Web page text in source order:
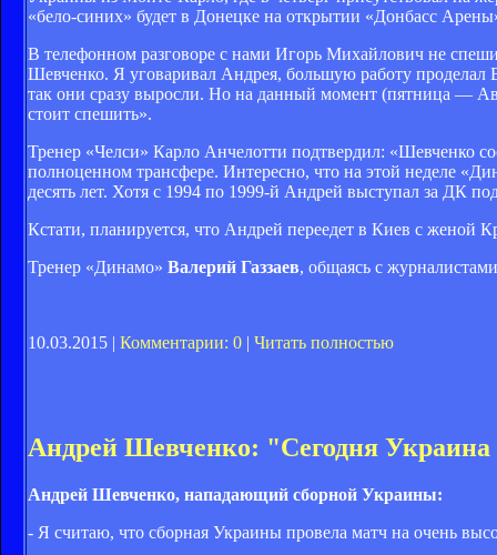
«бело-синих» будет в Донецке на открытии «Донбасс
В телефонном разговоре с нами Игорь Михайлович не
Шевченко. Я уговаривал Андрея, большую работу
так они сразу выросли. Но на данный момент (пятница —
стоит спешить».
Тренер «Челси» Карло Анчелотти подтвердил: «Шевченко
полноценном трансфере. Интересно, что на этой неделе
десять лет. Хотя с 1994 по 1999-й Андрей выступал за ДК
Кстати, планируется, что Андрей переедет в Киев с
Тренер «Динамо» Валерий Газзаев, общаясь с
10.03.2015 | Комментарии: 0 | Читать полностью
Андрей Шевченко: "Сегодня Украина
Андрей Шевченко, нападающий сборной Украины:
- Я считаю, что сборная Украины провела матч на очень